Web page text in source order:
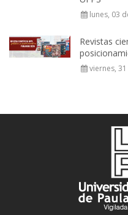
lunes, 03
Revistas
viernes,